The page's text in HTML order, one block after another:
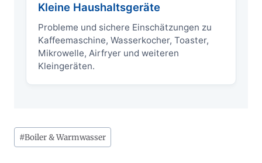
Kleine Haushaltsgeräte
Probleme und sichere Einschätzungen zu
Kaffeemaschine, Wasserkocher, Toaster,
Mikrowelle, Airfryer und weiteren
Kleingeräten.
Schlagworte:
#Boiler & Warmwasser